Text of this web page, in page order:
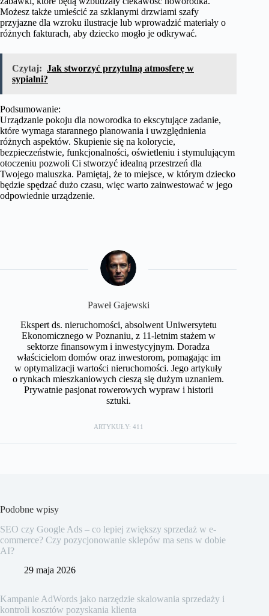
Możesz także umieścić za szklanymi drzwiami szafy
przyjazne dla wzroku ilustracje lub wprowadzić materiały o
różnych fakturach, aby dziecko mogło je odkrywać.
Czytaj: Jak stworzyć przytulną atmosferę w
sypialni?
Podsumowanie:
Urządzanie pokoju dla noworodka to ekscytujące zadanie,
które wymaga starannego planowania i uwzględnienia
różnych aspektów. Skupienie się na kolorycie,
bezpieczeństwie, funkcjonalności, oświetleniu i stymulującym
otoczeniu pozwoli Ci stworzyć idealną przestrzeń dla
Twojego maluszka. Pamiętaj, że to miejsce, w którym dziecko
będzie spędzać dużo czasu, więc warto zainwestować w jego
odpowiednie urządzenie.
Paweł Gajewski
Ekspert ds. nieruchomości, absolwent Uniwersytetu
Ekonomicznego w Poznaniu, z 11-letnim stażem w
sektorze finansowym i inwestycyjnym. Doradza
właścicielom domów oraz inwestorom, pomagając im
w optymalizacji wartości nieruchomości. Jego artykuły
o rynkach mieszkaniowych cieszą się dużym uznaniem.
Prywatnie pasjonat rowerowych wypraw i historii
sztuki.
ARTYKUŁY: 411
Podobne wpisy
SEO czy Google Ads – co lepiej zwiększy sprzedaż w e-
commerce? Czy pozycjonowanie sklepów ma sens w dobie
AI?
29 maja 2026
Kampanie AdWords jako narzędzie skalowania sprzedaży i
kontroli kosztów pozyskania klienta